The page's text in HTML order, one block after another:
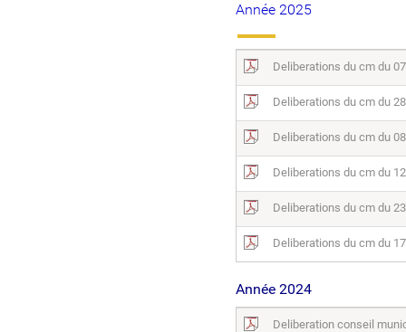
Année 2025
Deliberations du cm du
Deliberations du cm du
Deliberations du cm du
Deliberations du cm du
Deliberations du cm du
Deliberations du cm du
Année 2024
Deliberation conseil